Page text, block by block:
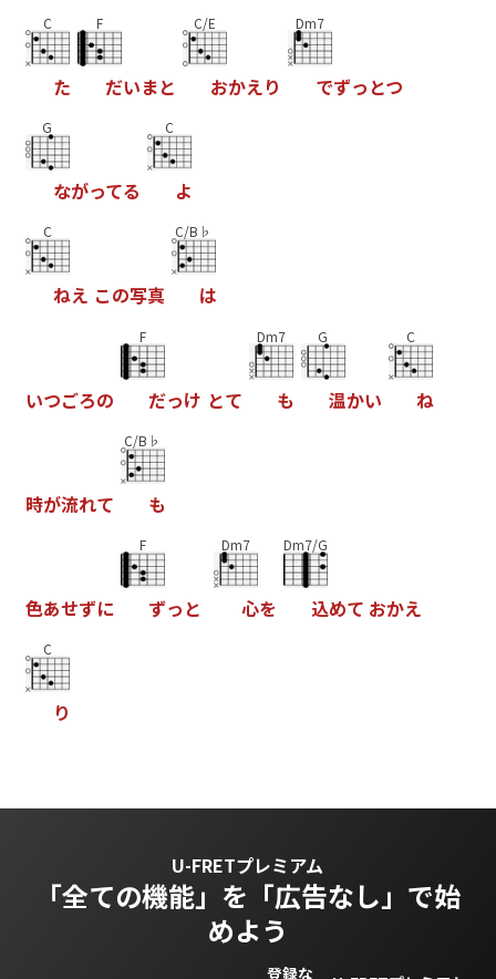
C
た
F
だいまと
C/E
おかえり
Dm7
でずっ とつ
G
ながってる
C
よ
C
ねえ この写真
C/B♭
は
いつごろの
F
だっけ とて
Dm7
も
G
温かい
C
ね
時が流れて
C/B♭
も
色あせずに
F
ずっ と
Dm7
心を
Dm7/G
込めて おかえ
C
り
U-FRETプレミアム
「全ての機能」を 「広告なし」で始
めよう
登録な